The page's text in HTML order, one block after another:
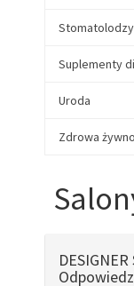
Stomatolodzy
Suplementy
Uroda
Zdrowa